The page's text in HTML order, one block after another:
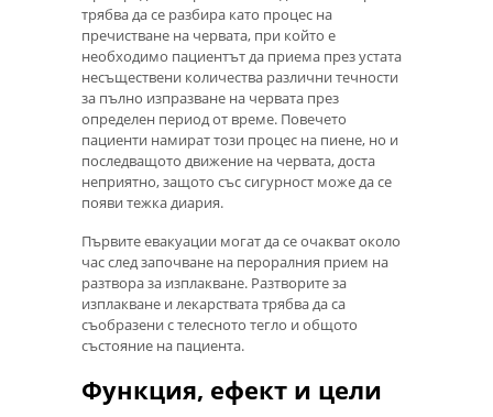
трябва да се разбира като процес на
пречистване на червата, при който е
необходимо пациентът да приема през устата
несъществени количества различни течности
за пълно изпразване на червата през
определен период от време. Повечето
пациенти намират този процес на пиене, но и
последващото движение на червата, доста
неприятно, защото със сигурност може да се
появи тежка диария.
Първите евакуации могат да се очакват около
час след започване на пероралния прием на
разтвора за изплакване. Разтворите за
изплакване и лекарствата трябва да са
съобразени с телесното тегло и общото
състояние на пациента.
Функция, ефект и цели